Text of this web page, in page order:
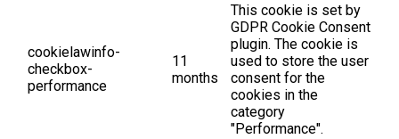
cookielawinfo-
checkbox-
performance
11
months
This cookie is set by
GDPR Cookie Consent
plugin. The cookie is
used to store the user
consent for the
cookies in the
category
"Performance".